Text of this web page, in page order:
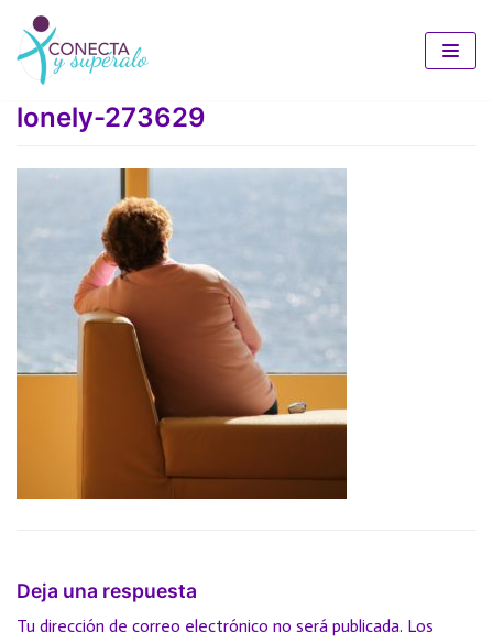
Saltar
contenido
lonely-273629
Deja una respuesta
Tu dirección de correo electrónico no será publicada. Los